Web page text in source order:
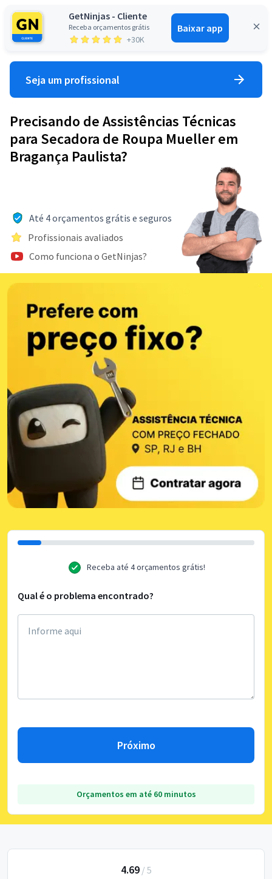
GetNinjas - Cliente
Receba orçamentos grátis
+30K
Baixar app
Entrar
Seja um profissional
Precisando de Assistências Técnicas
para Secadora de Roupa Mueller em
Bragança Paulista?
Até 4 orçamentos grátis e seguros
Profissionais avaliados
Como funciona o GetNinjas?
Receba até 4 orçamentos grátis!
Qual é o problema encontrado?
Próximo
Orçamentos em até 60 minutos
4.69/ 5